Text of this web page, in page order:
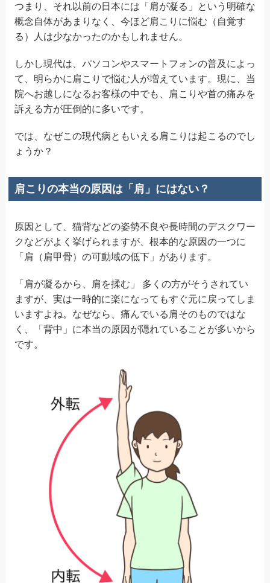
つまり、それ以前の日本には「肩が凝る」という明確な
概念自体があまりなく、今ほど肩こりに悩む（自覚す
る）人は少なかったのかもしれません。
しかし現代は、パソコンやスマートフォンの普及によっ
て、明らかに肩こりで悩む人が増えています。現に、当
院へお越しになるお客様の中でも、肩こりや首の痛みを
訴える方が圧倒的に多いです。
では、なぜこの現代病ともいえる肩こりは起こるのでし
ょうか？
肩こりの本当の原因は「肩」にはない？
原因として、猫背などの姿勢不良や長時間のデスクワー
クなどがよく挙げられますが、根本的な原因の一つに
「肩（肩甲骨）の可動域の低下」があります。
「肩が凝るから、肩を揉む」 多くの方がそうされてい
ますが、実は一時的に楽になってもすぐ元に戻ってしま
いますよね。なぜなら、痛んでいる肩そのものではな
く、「背中」に本当の原因が隠れていることが多いから
です。